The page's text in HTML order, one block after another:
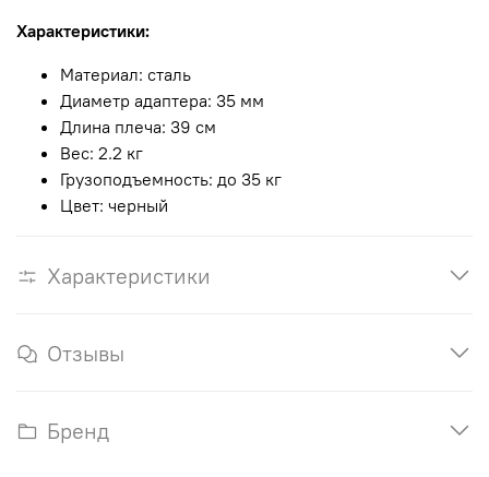
Характеристики:
Материал: сталь
Диаметр адаптера: 35 мм
Длина плеча: 39 см
Вес: 2.2 кг
Грузоподъемность: до 35 кг
Цвет: черный
Характеристики
Отзывы
Бренд